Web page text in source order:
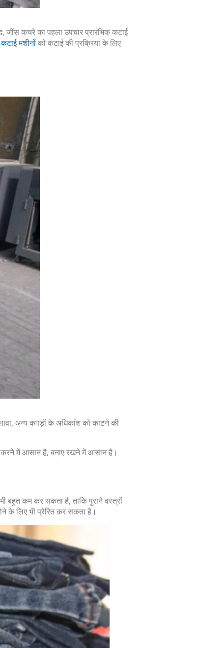
कचरे का पहला उपचार प्रारंभिक कटाई
मशीनोंको कटाई की प्रक्रिया के लिए
अन्य कपड़ों के अधिकांश को काटने की
करने में आसान है, बनाए रखने में आसान है।
बहुत कम कर सकता है, ताकि पुराने वस्त्रों
के लिए भी प्रेरित कर सकता है।